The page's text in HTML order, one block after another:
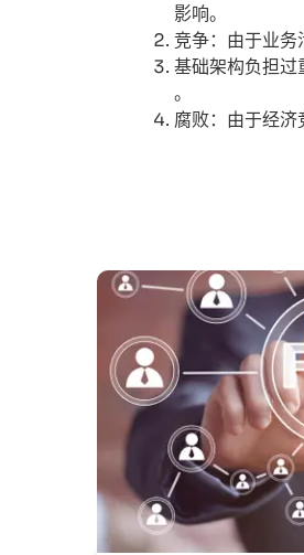
影响。
竞争：由于业务
基础架构负担过
。
腐败：由于经济